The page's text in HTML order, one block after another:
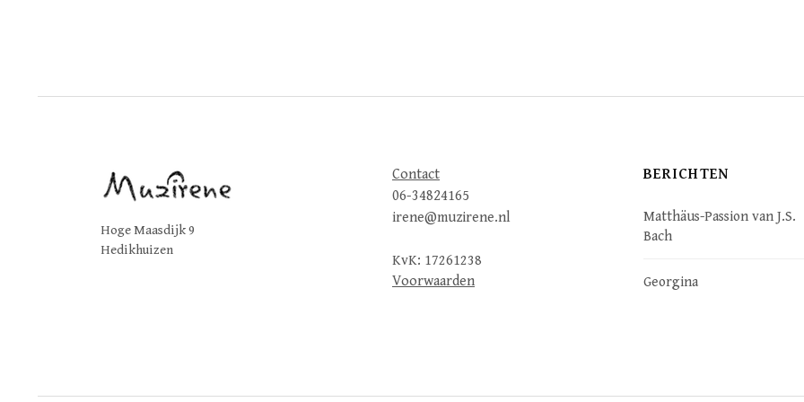
Hoge Maasdijk 9
Hedikhuizen
Contact
06-34824165
irene@muzirene.nl
KvK: 17261238
Voorwaarden
BERICHTEN
Matthäus-Passion van J.S.
Bach
Georgina